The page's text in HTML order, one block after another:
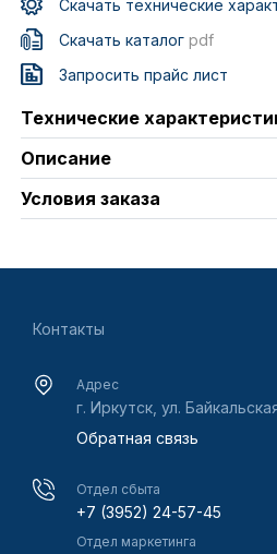
Скачать технические
Скачать каталогpdf
Запросить прайс лист
Технические
Описание
Условия заказа
Контакты
Адрес
г. Иркутск, ул.
Обратная связь
Отдел сбыта
+7 (3952) 24-57-45
Отдел маркетинга